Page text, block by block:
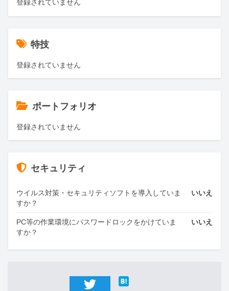
登録されていません
特技
登録されていません
ポートフォリオ
登録されていません
セキュリティ
ウイルス対策・セキュリティソフトを導入していま
すか？
いいえ
PC等の作業環境にパスワードロックをかけていま
すか？
いいえ